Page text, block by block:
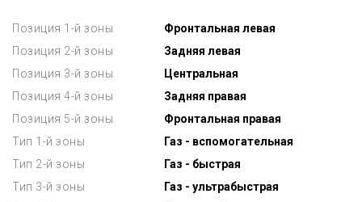
Позиция 1-й зоны
Фронтальная левая
Позиция 2-й зоны
Задняя левая
Позиция 3-й зоны
Центральная
Позиция 4-й зоны
Задняя правая
Позиция 5-й зоны
Фронтальная правая
Тип 1-й зоны
Газ - вспомогательная
Тип 2-й зоны
Газ - быстрая
Тип 3-й зоны
Газ - ультрабыстрая